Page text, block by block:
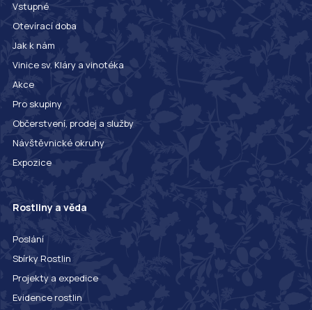
Vstupné
Otevírací doba
Jak k nám
Vinice sv. Kláry a vinotéka
Akce
Pro skupiny
Občerstvení, prodej a služby
Návštěvnické okruhy
Expozice
Rostliny a věda
Poslání
Sbírky Rostlin
Projekty a expedice
Evidence rostlin